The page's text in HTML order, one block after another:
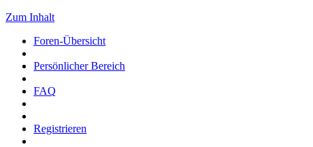
Zum Inhalt
Foren-Übersicht
Persönlicher Bereich
FAQ
Registrieren